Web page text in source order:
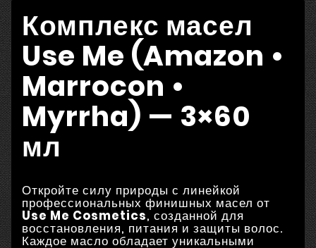
Комплекс масел
Use Me (Amazon •
Marrocon •
Myrrha) — 3×60
мл
Откройте силу природы с линейкой
профессиональных финишных масел от
Use Me Cosmetics, созданной для
восстановления, питания и защиты волос.
Каждое масло обладает уникальными